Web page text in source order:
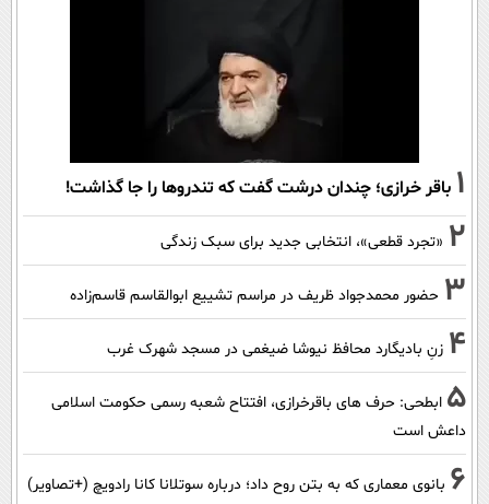
1 باقر خرازی؛ چندان درشت گفت که تندروها را جا گذاشت!
2 «تجرد قطعی»، انتخابی جدید برای سبک زندگی
3 حضور محمدجواد ظریف در مراسم تشییع ابوالقاسم قاسم‌زاده
4 زنِ بادیگارد محافظ نیوشا ضیغمی در مسجد شهرک غرب
5 ابطحی: حرف های باقرخرازی، افتتاح شعبه رسمی حکومت اسلامی
داعش است
6 بانوی معماری که به بتن روح داد؛ درباره سوتلانا کانا رادویچ (+تصاویر)